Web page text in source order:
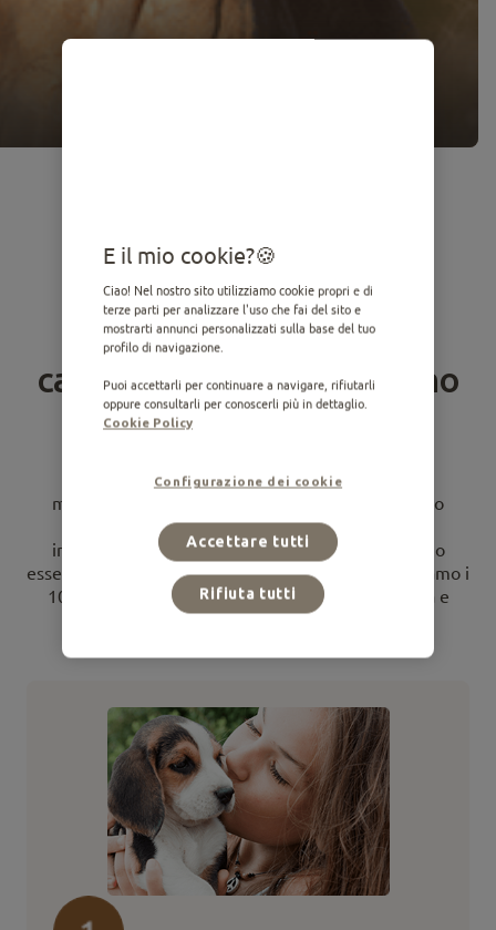
Hai appena adottato un
cagnolino o è da pochissimo
che sta con te?
Ti diamo allora il benvenuto in questo viaggio
meraviglioso! Adottare un cucciolo è un momento
bellissimo che ti porterà felicità ed esperienze
indimenticabili, ma allo stesso tempo è necessario
essere attenti alle sue necessità. Per questo ti offriamo i
10 consigli affinché possa godere di una vita sana e
felice al tuo fianco. Iniziamo?
E il mio cookie?
Ciao! Nel nostro sito utilizziamo cookie propri e di
terze parti per analizzare l'uso che fai del sito e
mostrarti annunci personalizzati sulla base del tuo
profilo di navigazione.
Puoi accettarli per continuare a navigare, rifiutarli
oppure consultarli per conoscerli più in dettaglio.
Cookie Policy
Configurazione dei cookie
Rifiuta tutti
Accettare tutti